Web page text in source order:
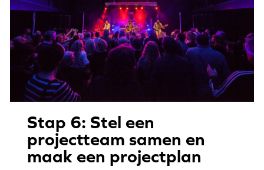
Stap 6: Stel een
projectteam samen en
maak een projectplan